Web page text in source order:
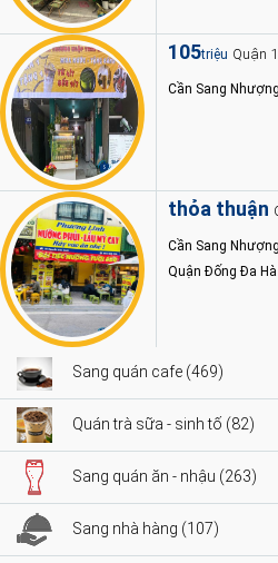
105triệu Quận
Cần Sang
thỏa thuận
Cần Sang
Quận Đống Đa Hà
Sang quán cafe (469)
Quán trà sữa - sinh tố (82)
Sang quán ăn - nhậu (263)
Sang nhà hàng (107)